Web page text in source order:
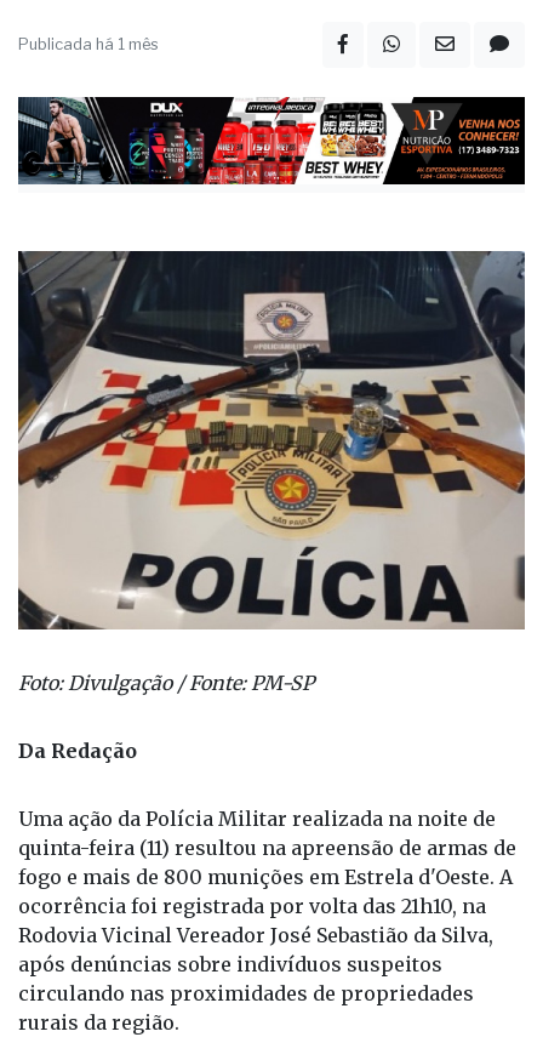
Publicada há 1 mês
Foto: Divulgação / Fonte: PM-SP
Da Redação
Uma ação da Polícia Militar realizada na noite de
quinta-feira (11) resultou na apreensão de armas de
fogo e mais de 800 munições em Estrela d'Oeste. A
ocorrência foi registrada por volta das 21h10, na
Rodovia Vicinal Vereador José Sebastião da Silva,
após denúncias sobre indivíduos suspeitos
circulando nas proximidades de propriedades
rurais da região.